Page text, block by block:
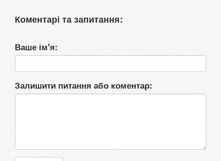
Коментарі та запитання:
Ваше ім'я:
Залишити питання або коментар: